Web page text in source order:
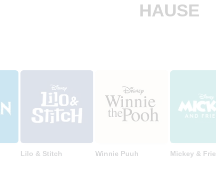
HAUSE
Lilo & Stitch Winnie Puuh Mickey &